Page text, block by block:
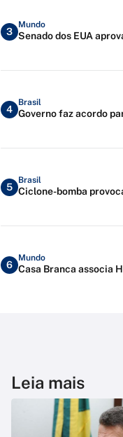
3
Mundo
Senado dos EUA
4
Brasil
Governo faz acordo
5
Brasil
Ciclone-bomba
6
Mundo
Casa Branca associa
Leia mais